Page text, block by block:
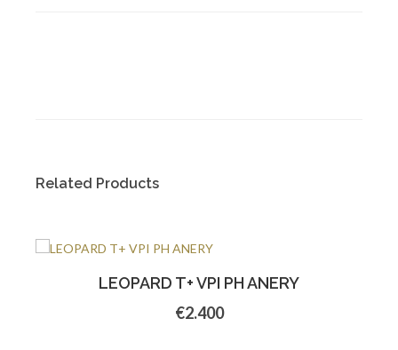
Related Products
LEOPARD T+ VPI PH ANERY
€2.400